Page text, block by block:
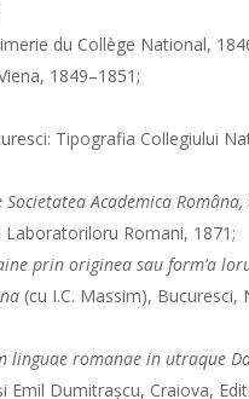
du Collège National,
1849–1851;
Tipografia Collegiului
Academica
Romani, 1871;
prin originea sau form’a
(cu I.C. Massim),
romanae in utraque
Dumitraşcu, Craiova,